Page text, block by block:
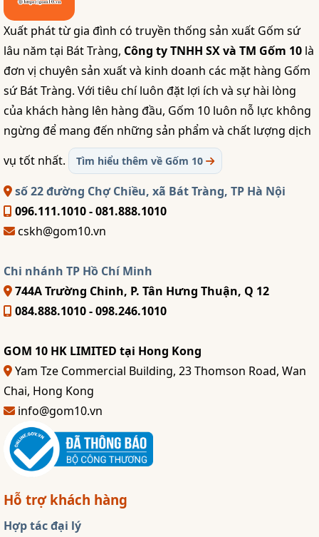
Xuất phát từ gia đình có truyền thống sản xuất Gốm sứ
lâu năm tại Bát Tràng, Công ty TNHH SX và TM Gốm 10 là
đơn vị chuyên sản xuất và kinh doanh các mặt hàng Gốm
sứ Bát Tràng. Với tiêu chí luôn đặt lợi ích và sự hài lòng
của khách hàng lên hàng đầu, Gốm 10 luôn nỗ lực không
ngừng để mang đến những sản phẩm và chất lượng dịch
vụ tốt nhất.
Tìm hiểu thêm về Gốm 10
số 22 đường Chợ Chiều, xã Bát Tràng, TP Hà Nội
096.111.1010 - 081.888.1010
cskh@gom10.vn
Chi nhánh TP Hồ Chí Minh
744A Trường Chinh, P. Tân Hưng Thuận, Q 12
084.888.1010 - 098.246.1010
GOM 10 HK LIMITED tại Hong Kong
Yam Tze Commercial Building, 23 Thomson Road, Wan
Chai, Hong Kong
info@gom10.vn
Hỗ trợ khách hàng
Hợp tác đại lý